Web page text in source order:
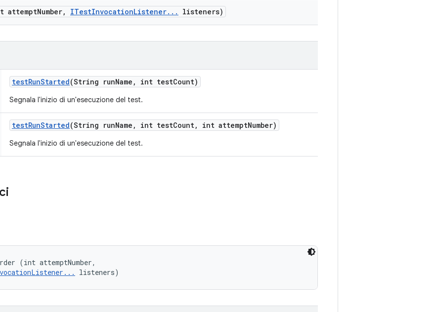
attemptNumber, ITestInvocationListener. . . listeners)
testRunStarted(String runName , int testCount)
Segnala l'inizio di un'esecuzione del test.
testRunStarted(String runName , int testCount, int attemptNumber)
Segnala l'inizio di un'esecuzione del test.
(int attemptNumber,
listeners)